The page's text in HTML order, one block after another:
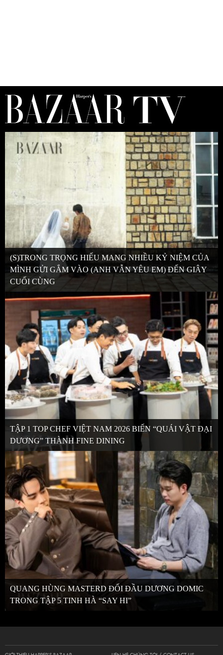
(S)TRONG TRỌNG HIẾU MANG NHIỀU KỶ NIỆM CỦA
MÌNH GỬI GẮM VÀO (ANH VẪN YÊU EM) ĐẾN GIÂY
CUỐI CÙNG
TẬP 1 TOP CHEF VIỆT NAM 2026 BIẾN “QUÁI VẬT ĐẠI
DƯƠNG” THÀNH FINE DINING
QUANG HÙNG MASTERD ĐỐI ĐẦU DƯƠNG DOMIC
TRONG TẬP 5 TINH HÀ “SAY HI”